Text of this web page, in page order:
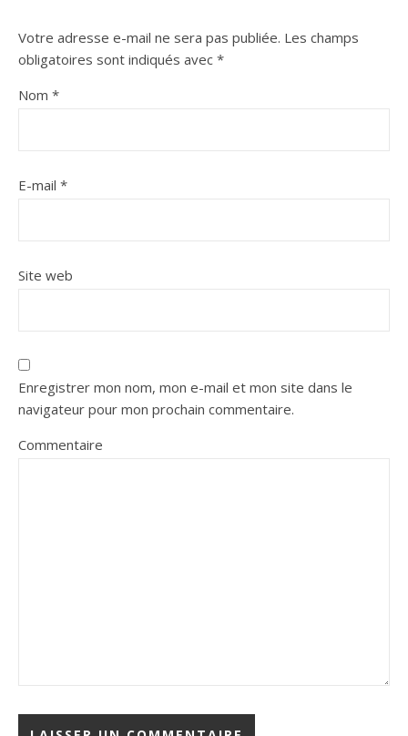
Votre adresse e-mail ne sera pas publiée. Les champs
obligatoires sont indiqués avec *
Nom *
E-mail *
Site web
Enregistrer mon nom, mon e-mail et mon site dans le
navigateur pour mon prochain commentaire.
Commentaire